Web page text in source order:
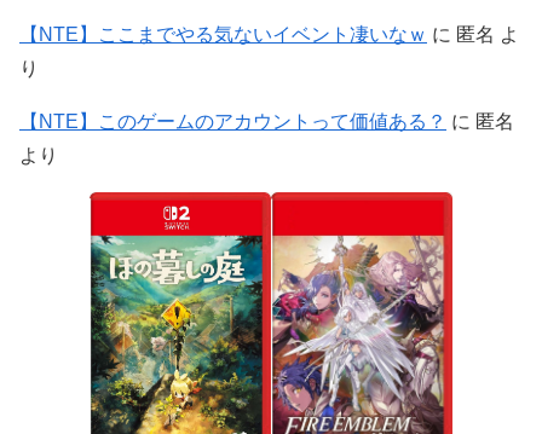
【NTE】ここまでやる気ないイベント凄いなｗ に 匿名 よ
り
【NTE】このゲームのアカウントって価値ある？ に 匿名
より